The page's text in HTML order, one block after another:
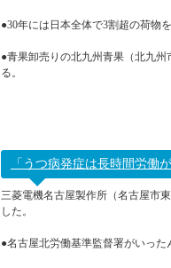
●30年には日本全体で3割超の荷物
●青果卸売りの北九州青果（北九
る。
「うつ病発症は長時間労働
三菱電機名古屋製作所（名古屋市
した。
●名古屋北労働基準監督署がいっ